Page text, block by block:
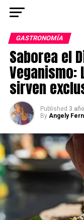
GASTRONOMÍA
Saborea el
Veganismo:
sirven
Published 3
By Angely